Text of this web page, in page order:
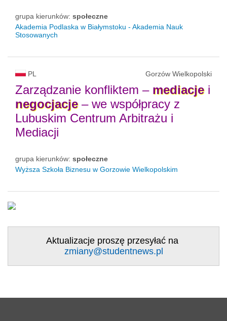
grupa kierunków: społeczne
Akademia Podlaska w Białymstoku - Akademia Nauk
Stosowanych
PL Gorzów Wielkopolski
Zarządzanie konfliktem – mediacjei
negocjacje– we współpracy z
Lubuskim Centrum Arbitrażu i
Mediacji
grupa kierunków: społeczne
Wyższa Szkoła Biznesu w Gorzowie Wielkopolskim
Aktualizacje proszę przesyłać na
zmiany@studentnews.pl